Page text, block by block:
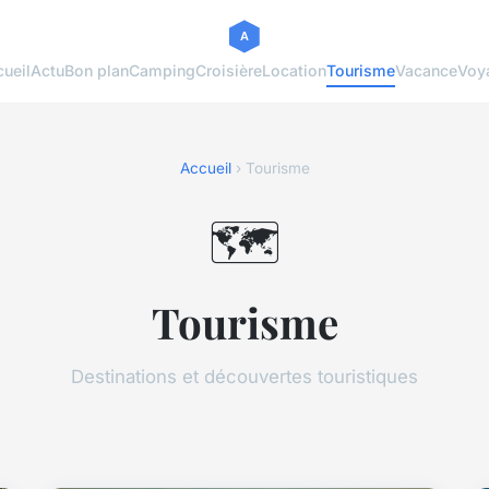
ActuBon planCampingCroisièreLocationTourismeVacance
Accueil› Tourisme
🗺️
Tourisme
Destinations et découvertes touristiques